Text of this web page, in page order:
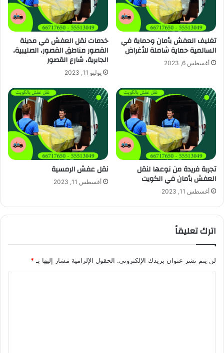
تغليف العفش بأمان وحماية في
السالمية حماية شاملة للأغراض
أغسطس 6, 2023
خدمات نقل العفش في مدينة
القصور مناطق القصور، الصليبية،
الجابرية، شارع القصور
يوليو 11, 2023
تجربة فريدة من نوعها لنقل
العفش بأمان في الكويت
أغسطس 11, 2023
نقل عفش الرمسية
أغسطس 11, 2023
اترك تعليقاً
لن يتم نشر عنوان بريدك الإلكتروني. الحقول الإلزامية مشار إليها بـ *